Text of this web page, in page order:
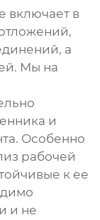
включает в
а
Мы на
и
Особенно
рабочей
к ее
и не